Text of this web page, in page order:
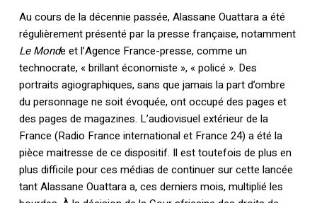
Votre panier est vide.
Retourner à la
Au cours de la décennie passée, Alassane Ouattara a été
régulièrement présenté par la presse française, notamment
Le Monde et l’Agence France-presse, comme un
technocrate, « brillant économiste », « policé ». Des
portraits agiographiques, sans que jamais la part d’ombre
du personnage ne soit évoquée, ont occupé des pages et
des pages de magazines. L’audiovisuel extérieur de la
France (Radio France international et France 24) a été la
pièce maitresse de ce dispositif. Il est toutefois de plus en
plus difficile pour ces médias de continuer sur cette lancée
tant Alassane Ouattara a, ces derniers mois, multiplié les